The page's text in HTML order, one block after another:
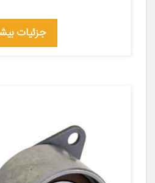
جزئیات